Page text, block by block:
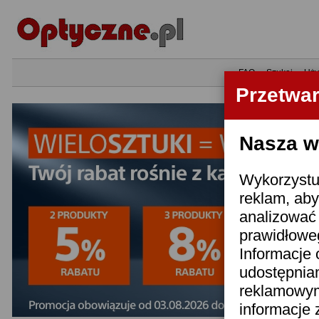
Nasza
reklam,
Informacje
informacje
•FAQ•Szukaj•